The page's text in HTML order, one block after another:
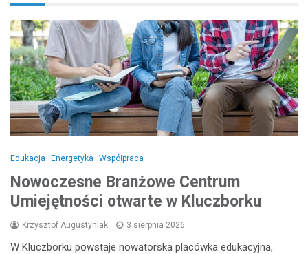
Edukacja Energetyka Współpraca
Nowoczesne Branżowe Centrum
Umiejętności otwarte w Kluczborku
Krzysztof Augustyniak 3 sierpnia 2026
W Kluczborku powstaje nowatorska placówka edukacyjna,